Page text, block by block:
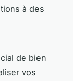
à des
de bien
vos